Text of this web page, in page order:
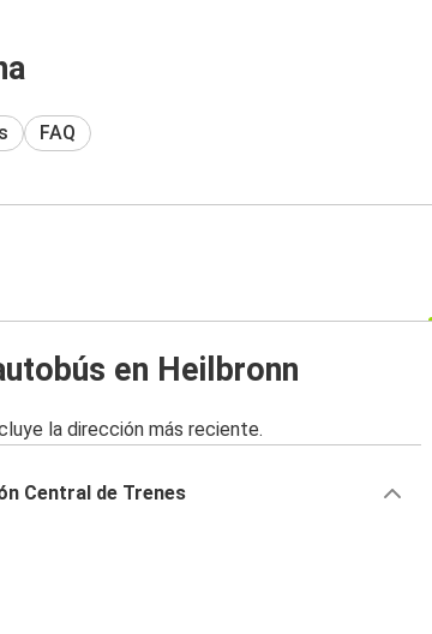
FAQ
en Heilbronn
la dirección más reciente.
Central de Trenes